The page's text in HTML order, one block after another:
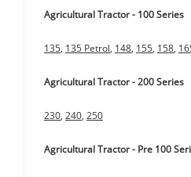
Agricultural Tractor - 100 Series
135, 135 Petrol , 148, 155, 158,
Agricultural Tractor - 200 Series
230, 240, 250
Agricultural Tractor - Pre 100